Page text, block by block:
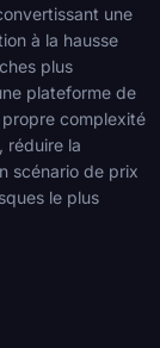
une
à la hausse
plus
plateforme de
complexité
réduire la
scénario de prix
le plus